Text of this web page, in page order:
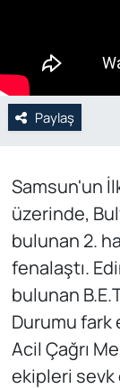
Paylaş
Samsun'un
üzerinde,
bulunan 2.
fenalaştı.
bulunan
Durumu fark
Acil Çağrı
ekipleri sevk
Spor
Web Tv
Yerel